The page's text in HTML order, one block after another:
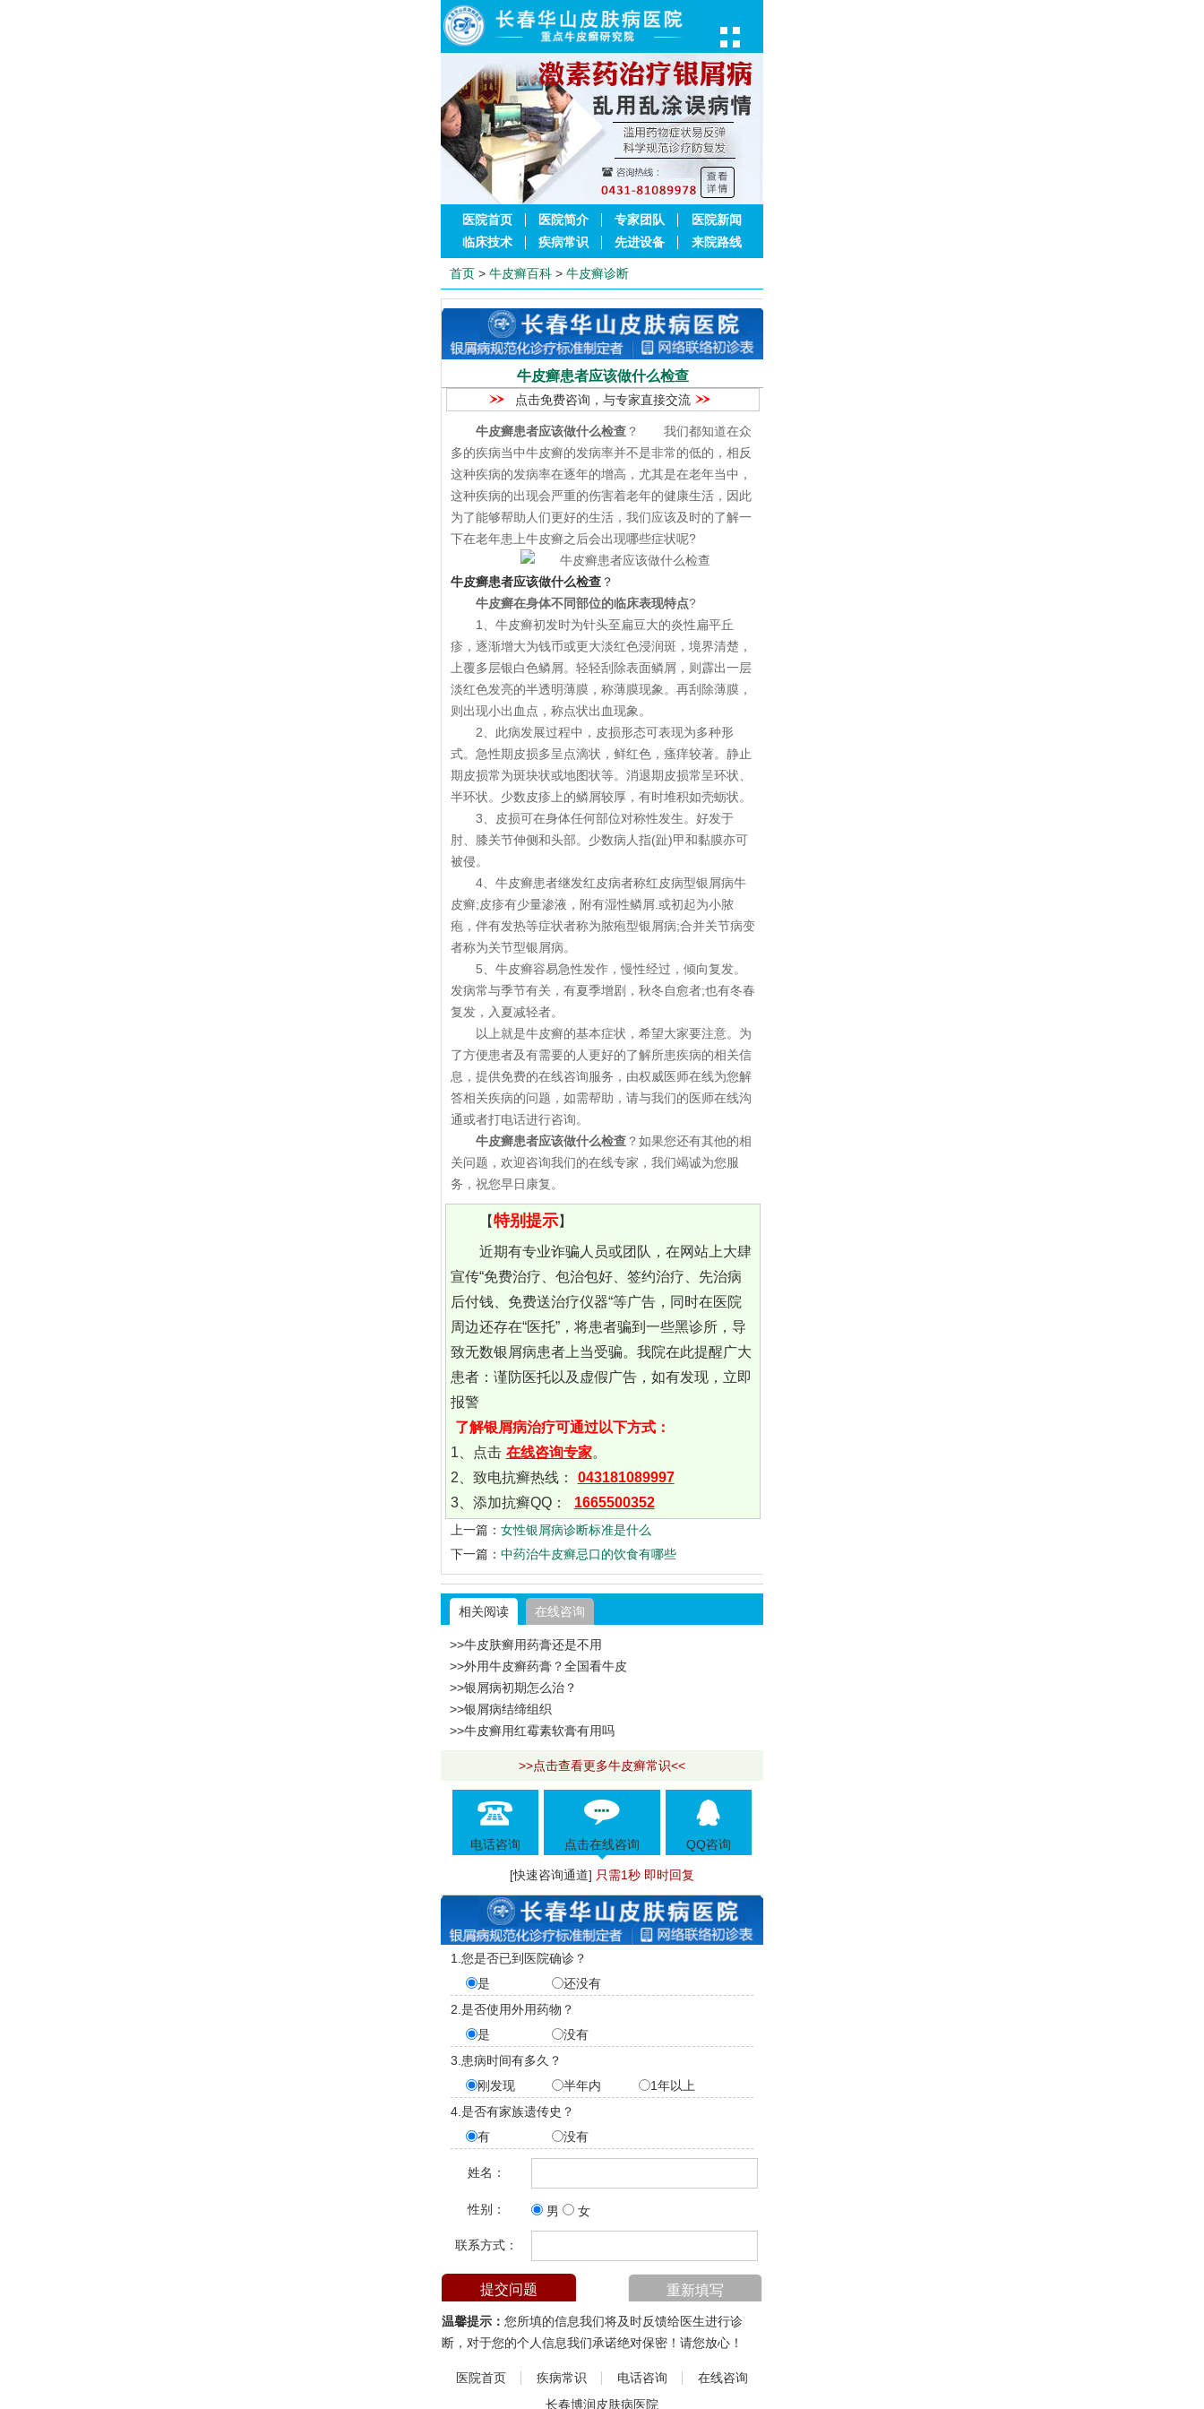
医院首页 医院简介 专家团队
医院新闻
临床技术
疾病常识 先进设备 来院路线
首页 > 牛皮癣百科 > 牛皮癣诊断
牛皮癣患者应该做什么检查
点击免费咨询，与专家直接交流
牛皮癣患者应该做什么检查 ？ 我们都知道在众
多的疾病当中牛皮癣的发病率并不是非常的低的，相反
这种疾病的发病率在逐年的增高，尤其是在老年当中，
这种疾病的出现会严重的伤害着老年的健康生活，因此
为了能够帮助人们更好的生活，我们应该及时的了解一
下在老年患上牛皮癣之后会出现哪些症状呢?
牛皮癣患者应该做什么检查 ？
牛皮癣在身体不同部位的临床表现特点?
1、牛皮癣初发时为针头至扁豆大的炎性扁平丘
疹，逐渐增大为钱币或更大淡红色浸润斑，境界清楚，
上覆多层银白色鳞屑。轻轻刮除表面鳞屑，则霹出一层
淡红色发亮的半透明薄膜，称薄膜现象。再刮除薄膜，
则出现小出血点，称点状出血现象。
2、此病发展过程中，皮损形态可表现为多种形
式。急性期皮损多呈点滴状，鲜红色，瘙痒较著。静止
期皮损常为斑块状或地图状等。消退期皮损常呈环状、
半环状。少数皮疹上的鳞屑较厚，有时堆积如壳蛎状。
3、皮损可在身体任何部位对称性发生。好发于
肘、膝关节伸侧和头部。少数病人指(趾)甲和黏膜亦可
被侵。
4、牛皮癣患者继发红皮病者称红皮病型银屑病牛
皮癣;皮疹有少量渗液，附有湿性鳞屑.或初起为小脓
疱，伴有发热等症状者称为脓疱型银屑病;合并关节病变
者称为关节型银屑病。
5、牛皮癣容易急性发作，慢性经过，倾向复发。
发病常与季节有关，有夏季增剧，秋冬自愈者;也有冬春
复发，入夏减轻者。
以上就是牛皮癣的基本症状，希望大家要注意。为
了方便患者及有需要的人更好的了解所患疾病的相关信
息，提供免费的在线咨询服务，由权威医师在线为您解
答相关疾病的问题，如需帮助，请与我们的医师在线沟
通或者打电话进行咨询。
牛皮癣患者应该做什么检查 ？如果您还有其他的相
关问题，欢迎咨询我们的在线专家，我们竭诚为您服
务，祝您早日康复。
【特别提示】
近期有专业诈骗人员或团队，在网站上大肆
宣传“免费治疗、包治包好、签约治疗、先治病
后付钱、免费送治疗仪器“等广告，同时在医院
周边还存在“医托”，将患者骗到一些黑诊所，导
致无数银屑病患者上当受骗。我院在此提醒广大
患者：谨防医托以及虚假广告，如有发现，立即
报警
了解银屑病治疗可通过以下方式：
1、点击 在线咨询专家。
2、致电抗癣热线：
043181089997
3、添加抗癣QQ：
1665500352
上一篇： 女性银屑病诊断标准是什么
下一篇： 中药治牛皮癣忌口的饮食有哪些
相关阅读 在线咨询
>>牛皮肤癣用药膏还是不用
>>外用牛皮癣药膏？全国看牛皮
>>银屑病初期怎么治？
>>银屑病结缔组织
>>牛皮癣用红霉素软膏有用吗
>>点击查看更多牛皮癣常识<<
电话咨询 点击在线咨询 QQ咨询
[快速咨询通道] 只需1秒 即时回复
1.您是否已到医院确诊？
是
还没有
2.是否使用外用药物？
是
没有
3.患病时间有多久？
刚发现
半年内
1年以上
4.是否有家族遗传史？
有
没有
姓名：
性别： 男 女
联系方式：
温馨提示： 您所填的信息我们将及时反馈给医生进行诊
断，对于您的个人信息我们承诺绝对保密！请您放心！
医院首页 疾病常识 电话咨询
在线咨询
长春博润皮肤病医院